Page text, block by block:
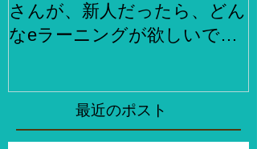
さんが、新人だったら、どん
なeラーニングが欲しいです
のですか？」最近のポスト